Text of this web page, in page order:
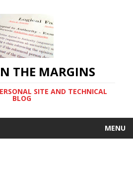
THE MARGINS
SITE AND TECHNICAL
BLOG
MENU